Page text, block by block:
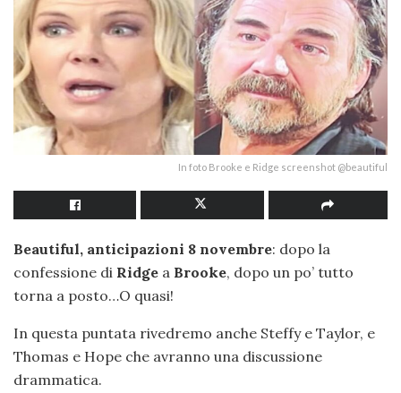
In foto Brooke e Ridge screenshot @beautiful
Beautiful, anticipazioni 8 novembre: dopo la
confessione di Ridge a Brooke, dopo un po’ tutto
torna a posto…O quasi!
In questa puntata rivedremo anche Steffy e Taylor, e
Thomas e Hope che avranno una discussione
drammatica.